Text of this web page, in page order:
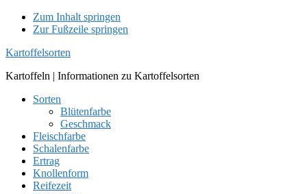
Zum Inhalt springen
Zur Fußzeile springen
Kartoffelsorten
Kartoffeln | Informationen zu Kartoffelsorten
Sorten
Blütenfarbe
Geschmack
Fleischfarbe
Schalenfarbe
Ertrag
Knollenform
Reifezeit